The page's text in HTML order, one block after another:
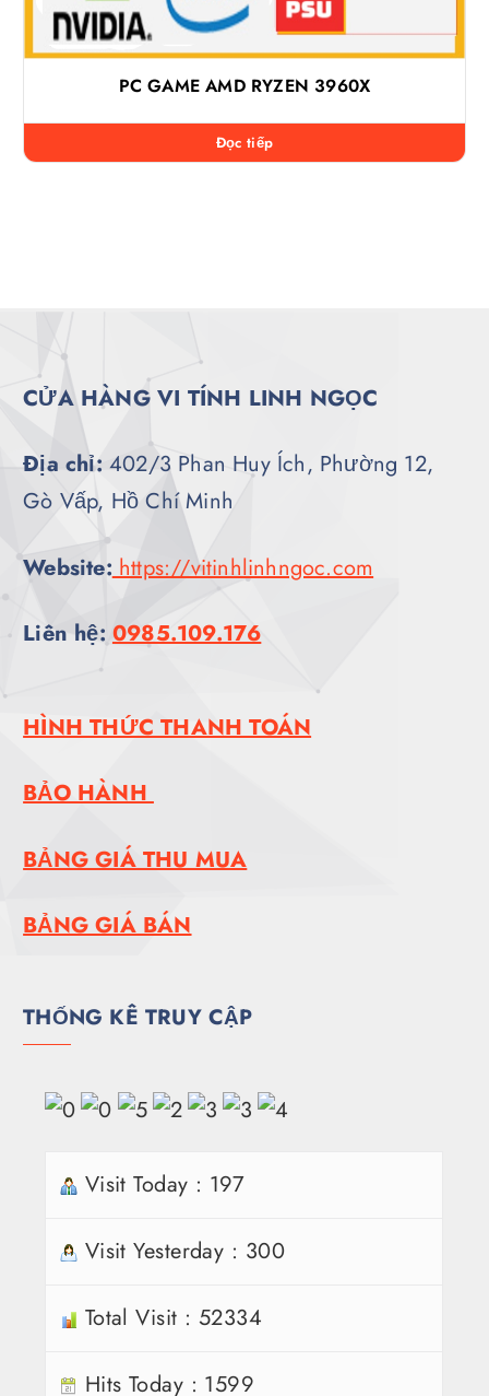
PC GAME AMD RYZEN 3960X
Đọc tiếp
CỬA HÀNG VI TÍNH LINH NGỌC
Địa chỉ: 402/3 Phan Huy Ích, Phường 12,
Gò Vấp, Hồ Chí Minh
Website: https://vitinhlinhngoc.com
Liên hệ: 0985.109.176
HÌNH THỨC THANH TOÁN
BẢO HÀNH
BẢNG GIÁ THU MUA
BẢNG GIÁ BÁN
THỐNG KÊ TRUY CẬP
Visit Today : 197
Visit Yesterday : 300
Total Visit : 52334
Hits Today : 1599